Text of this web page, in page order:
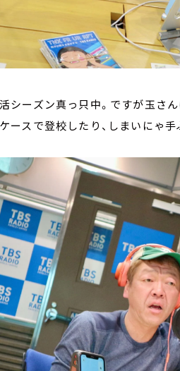
シーズン真っ只中。ですが玉さん
ースで登校したり、しまいにゃ